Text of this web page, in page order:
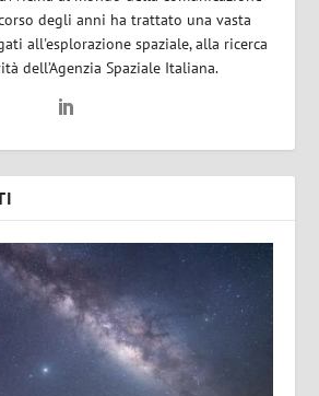
degli anni ha trattato una vasta
all'esplorazione spaziale, alla ricerca
dell’Agenzia Spaziale Italiana.